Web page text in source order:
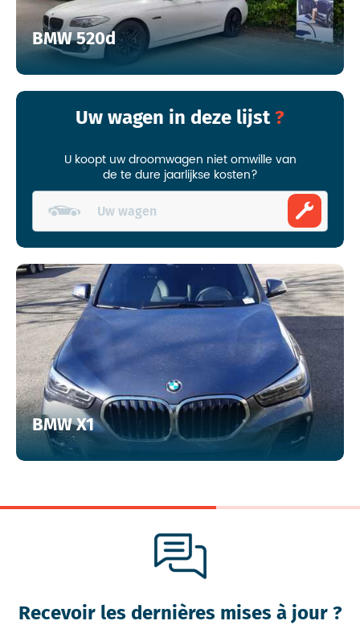
BMW 520d
Uw wagen in deze lijst
U koopt uw droomwagen niet omwille van
de te dure jaarlijkse kosten?
BMW X1
Recevoir les dernières mises à jour ?